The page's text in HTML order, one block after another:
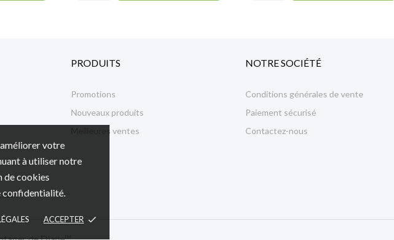
votre
à utiliser notre
de cookies
confidentialité.
ACCEPTER done
PRODUITS
Promotions
Nouveaux produits
Meilleures ventes
NOTRE SOCIÉTÉ
Conditions générales de vente
Paiement sécurisé
Contactez-nous